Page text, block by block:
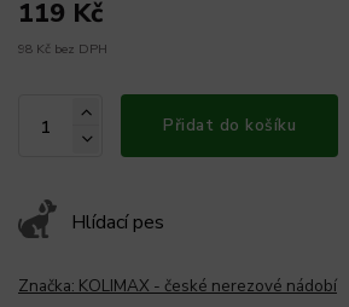
119 Kč
98 Kč bez DPH
Přidat do košíku
Hlídací pes
Značka: KOLIMAX - české nerezové nádobí